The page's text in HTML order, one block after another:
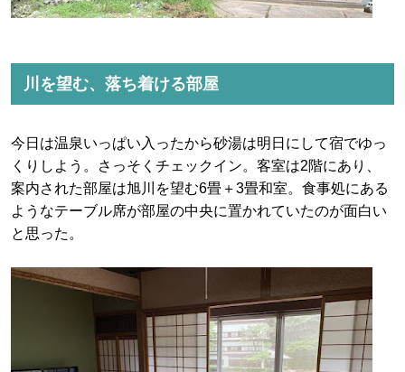
川を望む、落ち着ける部屋
今日は温泉いっぱい入ったから砂湯は明日にして宿でゆっ
くりしよう。さっそくチェックイン。客室は2階にあり、
案内された部屋は旭川を望む6畳＋3畳和室。食事処にある
ようなテーブル席が部屋の中央に置かれていたのが面白い
と思った。